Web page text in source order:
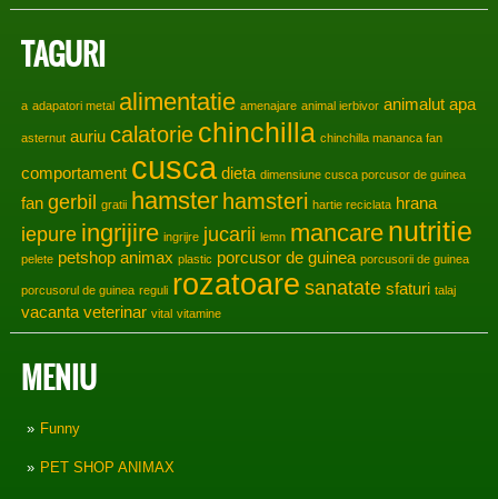
TAGURI
a adapatori metal alimentatie amenajare animal ierbivor animalut apa
asternut auriu calatorie chinchilla chinchilla mananca fan
comportament cusca dieta dimensiune cusca porcusor de guinea
fan gerbil gratii hamster hamsteri hartie reciclata hrana
iepure ingrijire ingrijre jucarii lemn mancare nutritie
pelete petshop animax plastic porcusor de guinea porcusorii de guinea
porcusorul de guinea reguli rozatoare sanatate sfaturi talaj
vacanta veterinar vital vitamine
MENIU
Funny
PET SHOP ANIMAX